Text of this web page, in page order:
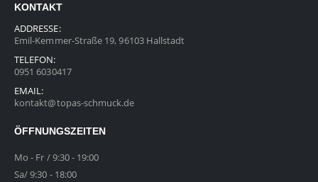
KONTAKT
ADDRESSE:
Emil-Kemmer-Straße 19, 96103 Hallstadt
TELEFON:
0951 6030417
EMAIL:
kontakt@topas-schmuck.de
ÖFFNUNGSZEITEN
Mo - Fr / 9:30 - 19:00
Sa/ 9:30 - 18:00